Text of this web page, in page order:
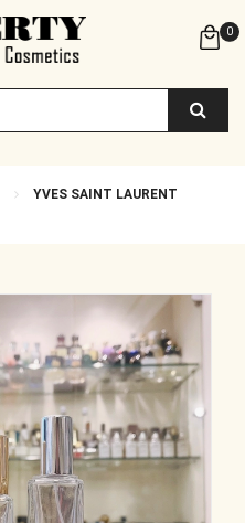
0
YVES SAINT LAURENT